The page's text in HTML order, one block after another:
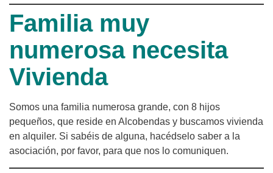
Familia muy
numerosa necesita
Vivienda
Somos una familia numerosa grande, con 8 hijos
pequeños, que reside en Alcobendas y buscamos vivienda
en alquiler. Si sabéis de alguna, hacédselo saber a la
asociación, por favor, para que nos lo comuniquen.